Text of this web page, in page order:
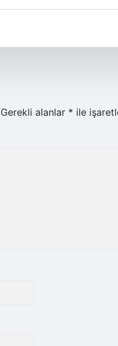
Gerekli alanlar * ile